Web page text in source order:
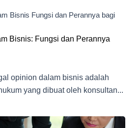
Bisnis: Fungsi dan Perannya
opinion dalam bisnis adalah
yang dibuat oleh konsultan...